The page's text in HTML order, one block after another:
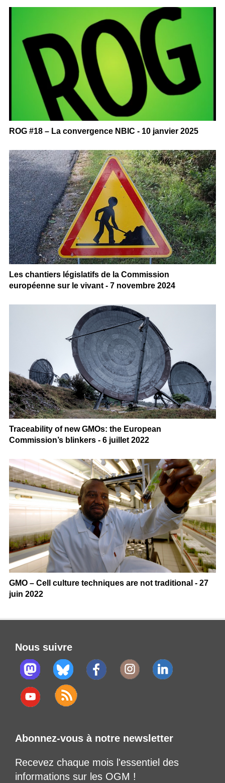
ROG #18 – La convergence NBIC - 10 janvier 2025
Les chantiers législatifs de la Commission
européenne sur le vivant - 7 novembre 2024
Traceability of new GMOs: the European
Commission’s blinkers - 6 juillet 2022
GMO – Cell culture techniques are not traditional - 27
juin 2022
Nous suivre
Abonnez-vous à notre newsletter
Recevez chaque mois l'essentiel des
informations sur les OGM !